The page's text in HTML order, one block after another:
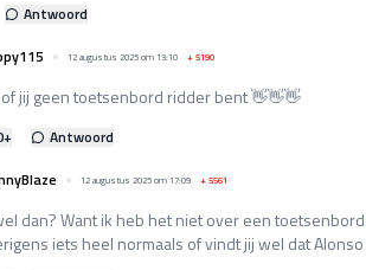
Antwoord
12 augustus 2025 om 13:10 +5190
jij geen toetsenbord ridder bent 👋👋👋
+
Antwoord
12 augustus 2025 om 17:09 +5561
dan? Want ik heb het niet over een
iets heel normaals of vindt jij wel dat